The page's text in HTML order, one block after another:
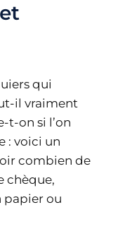
qui
il vraiment
t-on si l’on
: voici un
combien de
chèque,
papier ou